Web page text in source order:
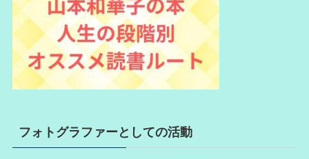
フォトグラファーとしての活動